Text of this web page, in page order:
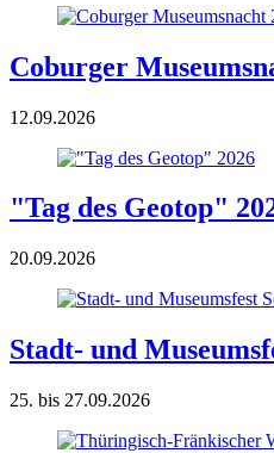
Coburger
12.09.2026
"Tag des Geotop"
20.09.2026
Stadt- und
25. bis 27.09.2026